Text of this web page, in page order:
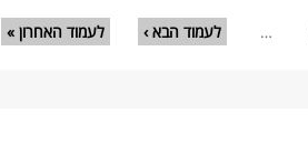
… לעמוד הבא › לעמוד האחרון »